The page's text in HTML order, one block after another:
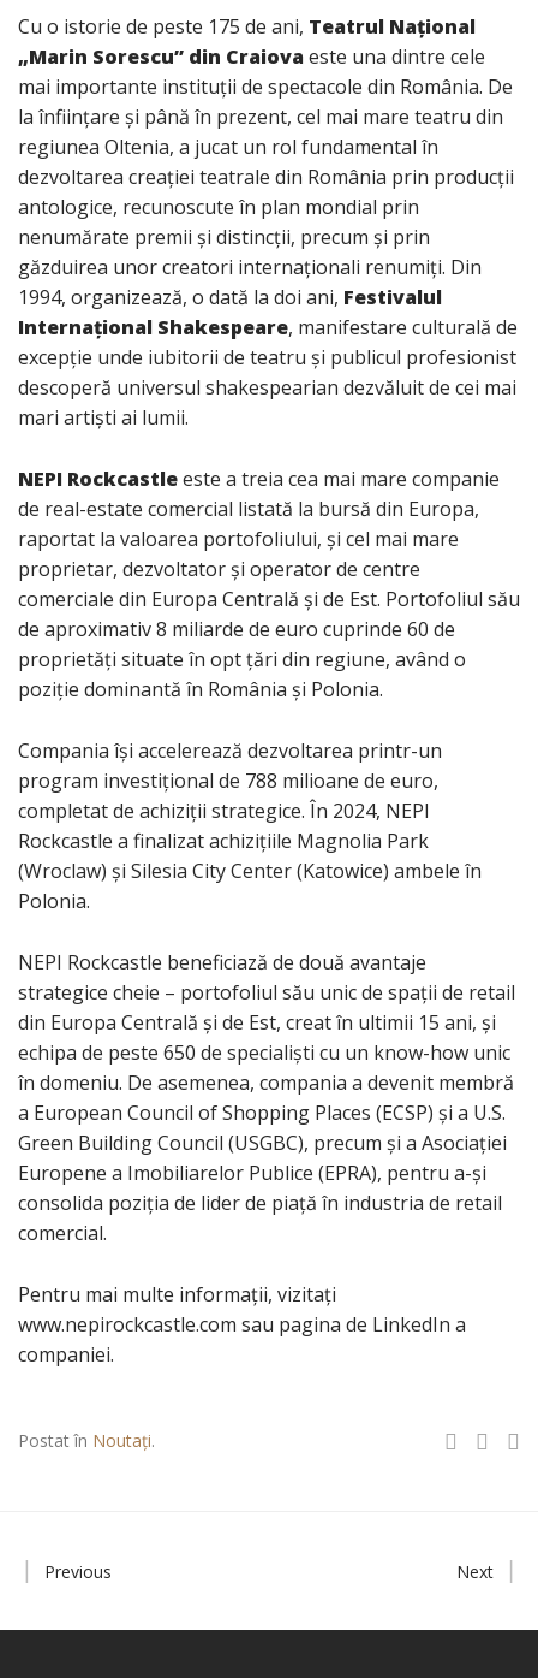
Cu o istorie de peste 175 de ani, Teatrul Național
„Marin Sorescu” din Craiovaeste una dintre cele
mai importante instituții de spectacole din România. De
la înființare și până în prezent, cel mai mare teatru din
regiunea Oltenia, a jucat un rol fundamental în
dezvoltarea creației teatrale din România prin producții
antologice, recunoscute în plan mondial prin
nenumărate premii și distincții, precum și prin
găzduirea unor creatori internaționali renumiți. Din
1994, organizează, o dată la doi ani, Festivalul
Internațional Shakespeare, manifestare culturală de
excepție unde iubitorii de teatru și publicul profesionist
descoperă universul shakespearian dezvăluit de cei mai
mari artiști ai lumii.
NEPI Rockcastleeste a treia cea mai mare companie
de real-estate comercial listată la bursă din Europa,
raportat la valoarea portofoliului, și cel mai mare
proprietar, dezvoltator și operator de centre
comerciale din Europa Centrală și de Est. Portofoliul său
de aproximativ 8 miliarde de euro cuprinde 60 de
proprietăți situate în opt țări din regiune, având o
poziție dominantă în România și Polonia.
Compania își accelerează dezvoltarea printr-un
program investițional de 788 milioane de euro,
completat de achiziții strategice. În 2024, NEPI
Rockcastle a finalizat achizițiile Magnolia Park
(Wroclaw) și Silesia City Center (Katowice) ambele în
Polonia.
NEPI Rockcastle beneficiază de două avantaje
strategice cheie – portofoliul său unic de spații de retail
din Europa Centrală și de Est, creat în ultimii 15 ani, și
echipa de peste 650 de specialiști cu un know-how unic
în domeniu. De asemenea, compania a devenit membră
a European Council of Shopping Places (ECSP) și a U.S.
Green Building Council (USGBC), precum și a Asociației
Europene a Imobiliarelor Publice (EPRA), pentru a-și
consolida poziția de lider de piață în industria de retail
comercial.
Pentru mai multe informații, vizitați
www.nepirockcastle.com sau pagina de LinkedIn a
companiei.
Postat în Noutați.
Previous Next